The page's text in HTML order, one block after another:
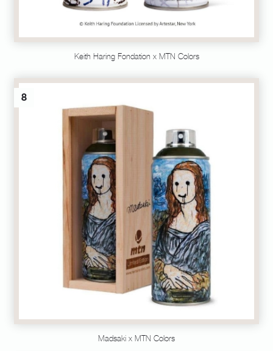
Keith Haring Fondation x MTN Colors
8
Madsaki x MTN Colors